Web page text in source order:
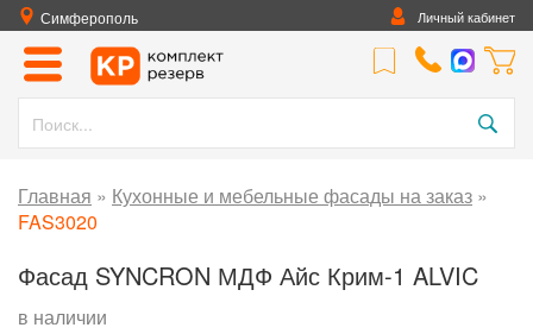
Симферополь Личный кабинет
Главная » Кухонные и мебельные фасады на заказ »
FAS3020
Фасад SYNCRON МДФ Айс Крим-1 ALVIC
в наличии